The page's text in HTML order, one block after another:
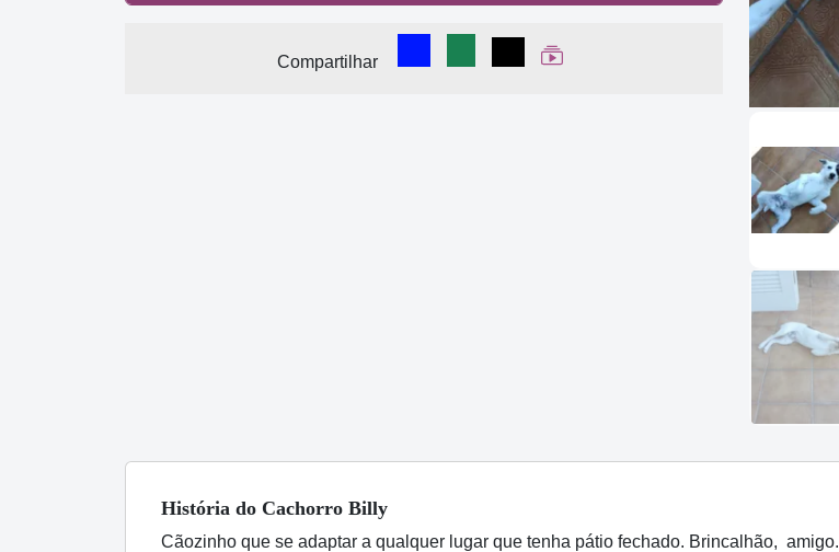
Compartilhar
Compartilhar no Facebook
Compartilhar no WhatsApp
Compartilhar
Ver Web Story
História do Cachorro Billy
Cãozinho que se adaptar a qualquer lugar que tenha pátio fechado. Brincalhão, amigo.